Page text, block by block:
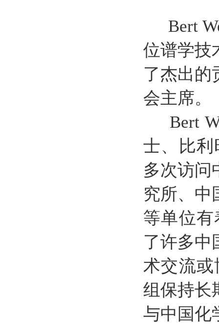
Bert
位谱学技
了杰出的
会主席。
Bert
士、比利
多次访问
究所、中
等单位有
了许多中
术交流或
组保持长
与中国化